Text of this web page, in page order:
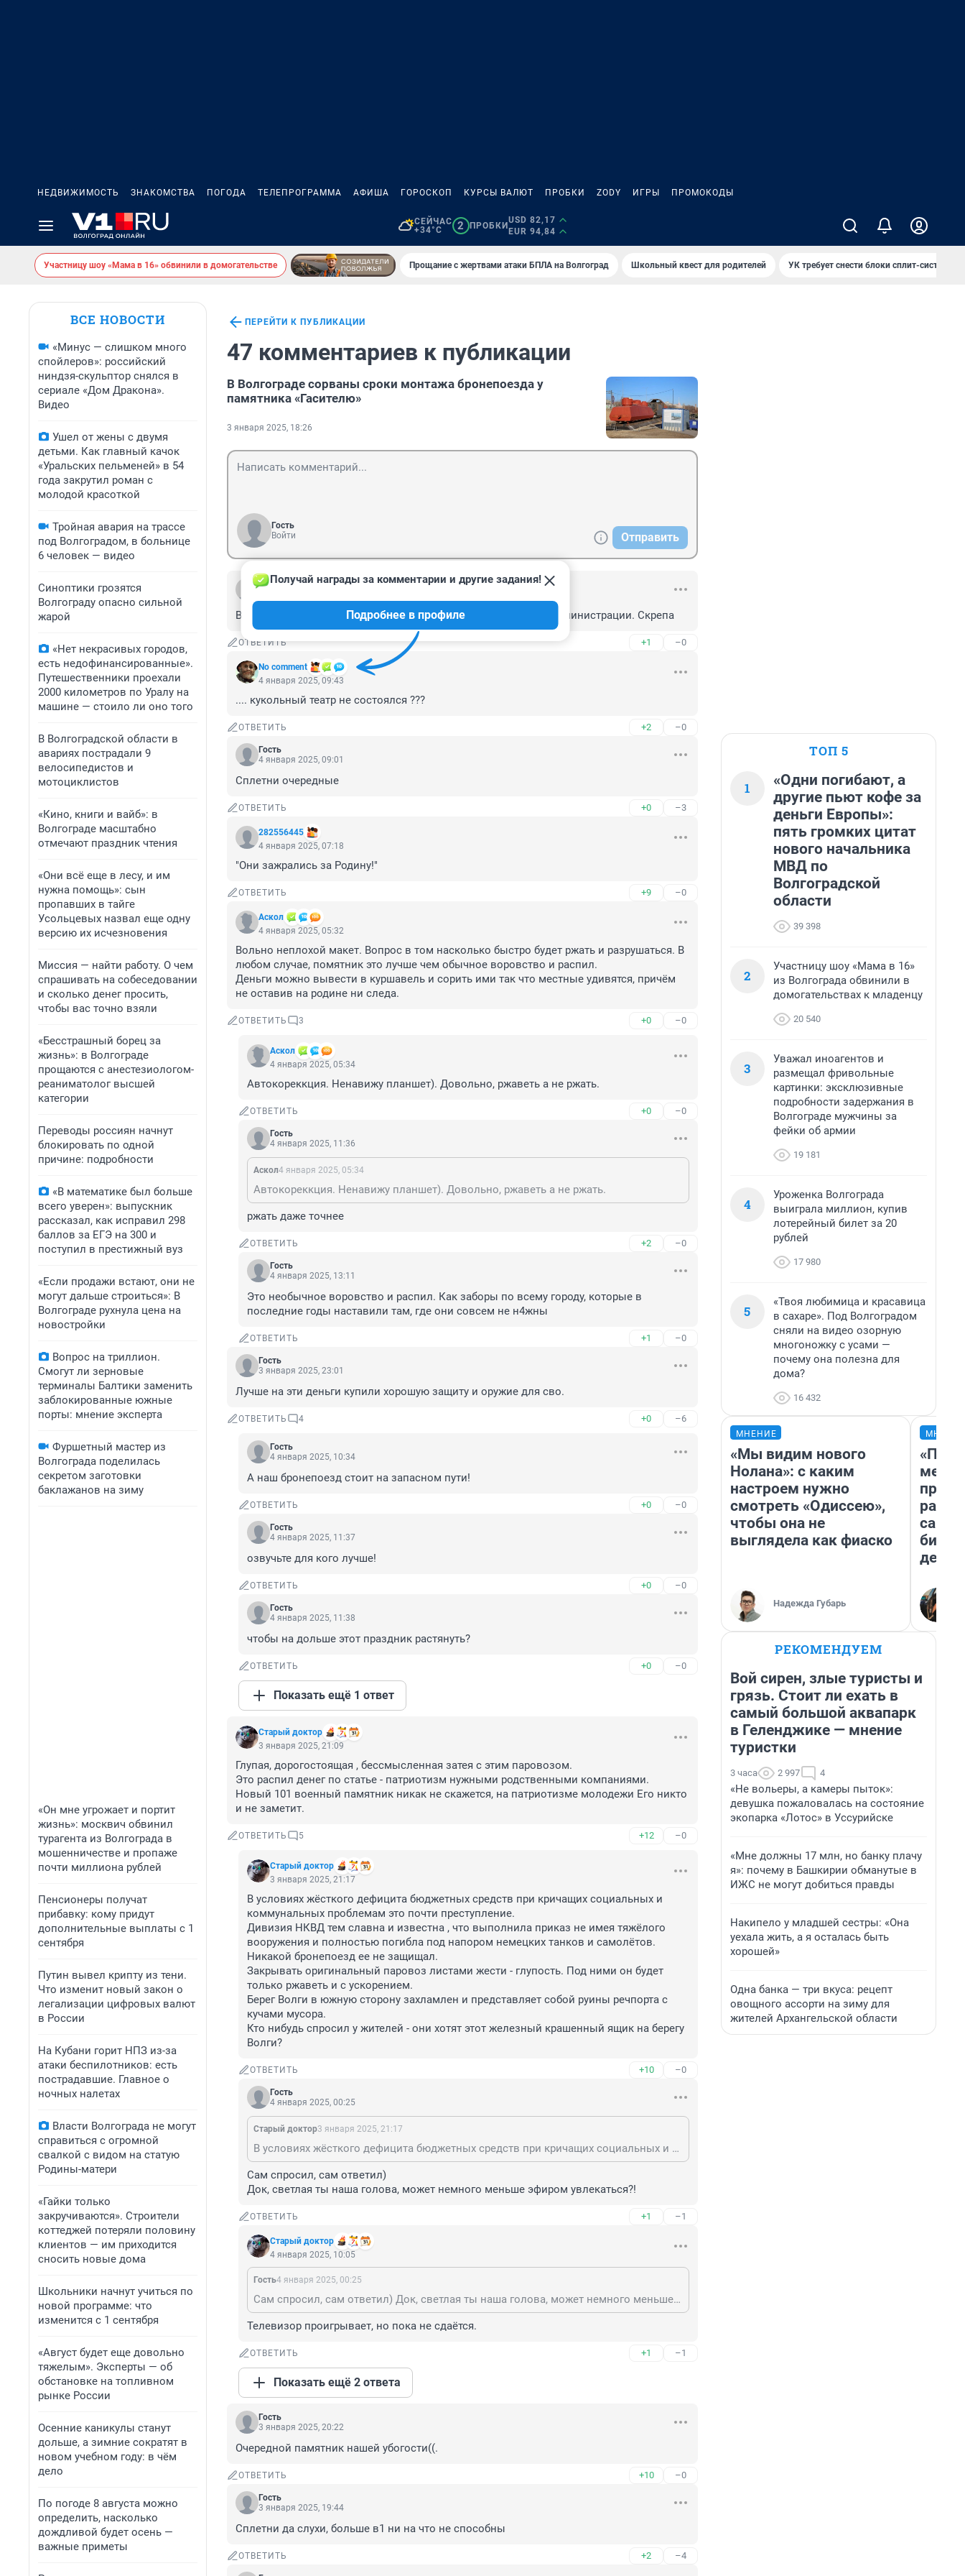
НЕДВИЖИМОСТЬ ЗНАКОМСТВА ПОГОДА ТЕЛЕПРОГРАММА АФИША ГОРОСКОП КУРСЫ ВАЛЮТ ПРОБКИ ZODY ИГРЫ ПРОМОКОДЫ
СЕЙЧАС
+34°C
2 ПРОБКИ
USD 82,17
EUR 94,84
Участницу шоу «Мама в 16» обвинили в домогательстве Прощание с жертвами атаки БПЛА на Волгоград Школьный квест для родителей УК требует снести блоки сплит-систем
ВСЕ НОВОСТИ
«Минус — слишком много
спойлеров»: российский
ниндзя-скульптор снялся в
сериале «Дом Дракона».
Видео
Ушел от жены с двумя
детьми. Как главный качок
«Уральских пельменей» в 54
года закрутил роман с
молодой красоткой
Тройная авария на трассе
под Волгоградом, в больнице
6 человек — видео
Синоптики грозятся
Волгограду опасно сильной
жарой
«Нет некрасивых городов,
есть недофинансированные».
Путешественники проехали
2000 километров по Уралу на
машине — стоило ли оно того
В Волгоградской области в
авариях пострадали 9
велосипедистов и
мотоциклистов
«Кино, книги и вайб»: в
Волгограде масштабно
отмечают праздник чтения
«Они всё еще в лесу, и им
нужна помощь»: сын
пропавших в тайге
Усольцевых назвал еще одну
версию их исчезновения
Миссия — найти работу. О чем
спрашивать на собеседовании
и сколько денег просить,
чтобы вас точно взяли
«Бесстрашный борец за
жизнь»: в Волгограде
прощаются с анестезиологом-
реаниматолог высшей
категории
Переводы россиян начнут
блокировать по одной
причине: подробности
«В математике был больше
всего уверен»: выпускник
рассказал, как исправил 298
баллов за ЕГЭ на 300 и
поступил в престижный вуз
«Если продажи встают, они не
могут дальше строиться»: В
Волгограде рухнула цена на
новостройки
Вопрос на триллион.
Смогут ли зерновые
терминалы Балтики заменить
заблокированные южные
порты: мнение эксперта
Фуршетный мастер из
Волгограда поделилась
секретом заготовки
баклажанов на зиму
«Он мне угрожает и портит
жизнь»: москвич обвинил
турагента из Волгограда в
мошенничестве и пропаже
почти миллиона рублей
Пенсионеры получат
прибавку: кому придут
дополнительные выплаты с 1
сентября
Путин вывел крипту из тени.
Что изменит новый закон о
легализации цифровых валют
в России
На Кубани горит НПЗ из-за
атаки беспилотников: есть
пострадавшие. Главное о
ночных налетах
Власти Волгограда не могут
справиться с огромной
свалкой с видом на статую
Родины-матери
«Гайки только
закручиваются». Строители
коттеджей потеряли половину
клиентов — им приходится
сносить новые дома
Школьники начнут учиться по
новой программе: что
изменится с 1 сентября
«Август будет еще довольно
тяжелым». Эксперты — об
обстановке на топливном
рынке России
Осенние каникулы станут
дольше, а зимние сократят в
новом учебном году: в чём
дело
По погоде 8 августа можно
определить, насколько
дождливой будет осень —
важные приметы
ПЕРЕЙТИ К ПУБЛИКАЦИИ
47 комментариев к публикации
В Волгограде сорваны сроки монтажа бронепоезда у
памятника «Гасителю»
3 января 2025, 18:26
Гость
Войти
Отправить
Гость
Вас удивляет что сроки сорваны? Это уже традиция у нашей администрации. Скрепа
ОТВЕТИТЬ +1 –0
No comment
Получай награды за комментарии и другие задания!
Подробнее в профиле
4 января 2025, 09:43
.... кукольный театр не состоялся ???
ОТВЕТИТЬ +2 –0
Гость
4 января 2025, 09:01
Сплетни очередные
ОТВЕТИТЬ +0 –3
282556445
4 января 2025, 07:18
"Они зажрались за Родину!"
ОТВЕТИТЬ +9 –0
Аскол
4 января 2025, 05:32
Вольно неплохой макет. Вопрос в том насколько быстро будет ржать и разрушаться. В
любом случае, помятник это лучше чем обычное воровство и распил.
Деньги можно вывести в куршавель и сорить ими так что местные удивятся, причём
не оставив на родине ни следа.
ОТВЕТИТЬ 3 +0 –0
Аскол
4 января 2025, 05:34
Автокореккция. Ненавижу планшет). Довольно, ржаветь а не ржать.
ОТВЕТИТЬ +0 –0
Гость
4 января 2025, 11:36
Аскол4 января 2025, 05:34
Автокореккция. Ненавижу планшет). Довольно, ржаветь а не ржать.
ржать даже точнее
ОТВЕТИТЬ +2 –0
Гость
4 января 2025, 13:11
Это необычное воровство и распил. Как заборы по всему городу, которые в
последние годы наставили там, где они совсем не н4жны
ОТВЕТИТЬ +1 –0
Гость
3 января 2025, 23:01
Лучше на эти деньги купили хорошую защиту и оружие для сво.
ОТВЕТИТЬ 4 +0 –6
Гость
4 января 2025, 10:34
А наш бронепоезд стоит на запасном пути!
ОТВЕТИТЬ +0 –0
Гость
4 января 2025, 11:37
озвучьте для кого лучше!
ОТВЕТИТЬ +0 –0
Гость
4 января 2025, 11:38
чтобы на дольше этот праздник растянуть?
ОТВЕТИТЬ +0 –0
Показать ещё 1 ответ
Старый доктор
3 января 2025, 21:09
Глупая, дорогостоящая , бессмысленная затея с этим паровозом.
Это распил денег по статье - патриотизм нужными родственными компаниями.
Новый 101 военный памятник никак не скажется, на патриотизме молодежи Его никто
и не заметит.
ОТВЕТИТЬ 5 +12 –0
Старый доктор
3 января 2025, 21:17
В условиях жёсткого дефицита бюджетных средств при кричащих социальных и
коммунальных проблемам это почти преступление.
Дивизия НКВД тем славна и известна , что выполнила приказ не имея тяжёлого
вооружения и полностью погибла под напором немецких танков и самолётов.
Никакой бронепоезд ее не защищал.
Закрывать оригинальный паровоз листами жести - глупость. Под ними он будет
только ржаветь и с ускорением.
Берег Волги в южную сторону захламлен и представляет собой руины речпорта с
кучами мусора.
Кто нибудь спросил у жителей - они хотят этот железный крашенный ящик на берегу
Волги?
ОТВЕТИТЬ +10 –0
Гость
4 января 2025, 00:25
Старый доктор3 января 2025, 21:17
В условиях жёсткого дефицита бюджетных средств при кричащих социальных и коммунальных проблемам это почти преступление. Дивизия НКВД тем славна и известна , что выполнила приказ не имея тяжёлого вооружения и полностью погибла под напором немецких танков и самолётов. Никакой бронепоезд ее не защищал. Закрывать оригинальный паровоз листами жести - глупость. Под ними он будет только ржаветь и с ускорением. Берег Волги в южную сторону захламлен и представляет собой руины речпорта с кучами мусора. Кто нибудь спросил у жителей - они хотят этот железный крашенный ящик на берегу Волги?
Сам спросил, сам ответил)
Док, светлая ты наша голова, может немного меньше эфиром увлекаться?!
ОТВЕТИТЬ +1 –1
Старый доктор
4 января 2025, 10:05
Гость4 января 2025, 00:25
Сам спросил, сам ответил) Док, светлая ты наша голова, может немного меньше эфиром увлекаться?!
Телевизор проигрывает, но пока не сдаётся.
ОТВЕТИТЬ +1 –1
Показать ещё 2 ответа
Гость
3 января 2025, 20:22
Очередной памятник нашей убогости((.
ОТВЕТИТЬ +10 –0
Гость
3 января 2025, 19:44
Сплетни да слухи, больше в1 ни на что не способны
ОТВЕТИТЬ +2 –4
ТОП 5
1
«Одни погибают, а
другие пьют кофе за
деньги Европы»:
пять громких цитат
нового начальника
МВД по
Волгоградской
области
39 398
2
Участницу шоу «Мама в 16»
из Волгограда обвинили в
домогательствах к младенцу
20 540
3
Уважал иноагентов и
размещал фривольные
картинки: эксклюзивные
подробности задержания в
Волгограде мужчины за
фейки об армии
19 181
4
Уроженка Волгограда
выиграла миллион, купив
лотерейный билет за 20
рублей
17 980
5
«Твоя любимица и красавица
в сахаре». Под Волгоградом
сняли на видео озорную
многоножку с усами —
почему она полезна для
дома?
16 432
МНЕНИЕ
«Мы видим нового
Нолана»: с каким
настроем нужно
смотреть «Одиссею»,
чтобы она не
выглядела как фиаско
Надежда Губарь
РЕКОМЕНДУЕМ
Вой сирен, злые туристы и
грязь. Стоит ли ехать в
самый большой аквапарк
в Геленджике — мнение
туристки
3 часа 2 997 4
«Не вольеры, а камеры пыток»:
девушка пожаловалась на состояние
экопарка «Лотос» в Уссурийске
«Мне должны 17 млн, но банку плачу
я»: почему в Башкирии обманутые в
ИЖС не могут добиться правды
Накипело у младшей сестры: «Она
уехала жить, а я осталась быть
хорошей»
Одна банка — три вкуса: рецепт
овощного ассорти на зиму для
жителей Архангельской области